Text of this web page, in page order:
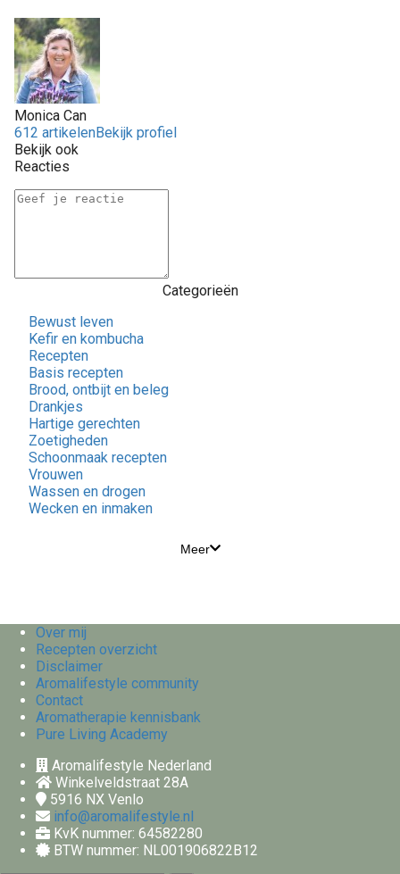
Monica Can
612 artikelenBekijk profiel
Bekijk ook
Reacties
Categorieën
Bewust leven
Kefir en kombucha
Recepten
Basis recepten
Brood, ontbijt en beleg
Drankjes
Hartige gerechten
Zoetigheden
Schoonmaak recepten
Vrouwen
Wassen en drogen
Wecken en inmaken
Meer
Over mij
Recepten overzicht
Disclaimer
Aromalifestyle community
Contact
Aromatherapie kennisbank
Pure Living Academy
Aromalifestyle Nederland
Winkelveldstraat 28A
5916 NX Venlo
info@aromalifestyle.nl
KvK nummer: 64582280
BTW nummer: NL001906822B12